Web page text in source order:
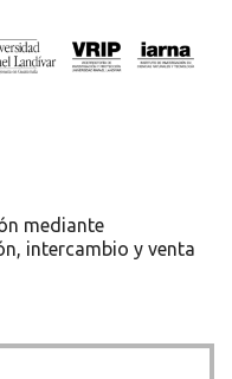
mediante
intercambio y venta